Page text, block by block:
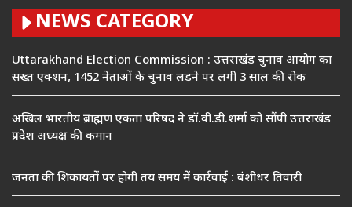
NEWS CATEGORY
Uttarakhand Election Commission : उत्तराखंड चुनाव आयोग का
सख्त एक्शन, 1452 नेताओं के चुनाव लड़ने पर लगी 3 साल की रोक
अखिल भारतीय ब्राह्मण एकता परिषद ने डॉ.वी.डी.शर्मा को सौंपी उत्तराखंड
प्रदेश अध्यक्ष की कमान
जनता की शिकायतों पर होगी तय समय में कार्रवाई : बंशीधर तिवारी